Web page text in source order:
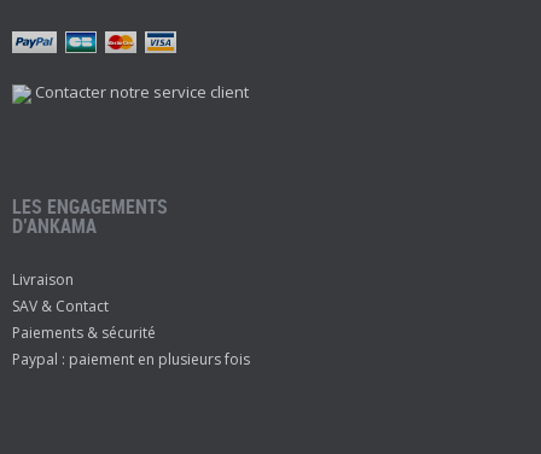
Contacter notre service client
LES ENGAGEMENTS
D’ANKAMA
Livraison
SAV & Contact
Paiements & sécurité
Paypal : paiement en plusieurs fois